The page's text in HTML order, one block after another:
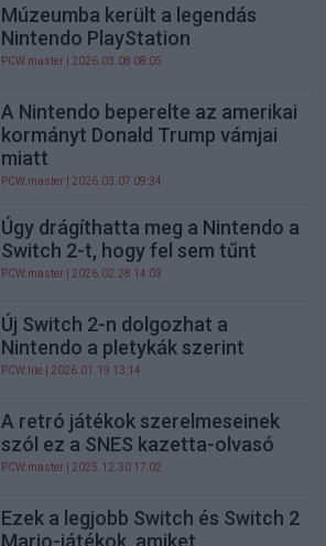
Múzeumba került a legendás
Nintendo PlayStation
PCW.master | 2026.03.08 08:05
A Nintendo beperelte az amerikai
kormányt Donald Trump vámjai
miatt
PCW.master | 2026.03.07 09:34
Úgy drágíthatta meg a Nintendo a
Switch 2-t, hogy fel sem tűnt
PCW.master | 2026.02.28 14:03
Új Switch 2-n dolgozhat a
Nintendo a pletykák szerint
PCW.lite | 2026.01.19 13:14
A retró játékok szerelmeseinek
szól ez a SNES kazetta-olvasó
PCW.master | 2025.12.30 17:02
Ezek a legjobb Switch és Switch 2